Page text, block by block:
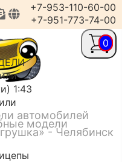
автомобилей
модели
- Челябинск
+7-953-110-60-00
+7-951-773-74-00
1:43
0